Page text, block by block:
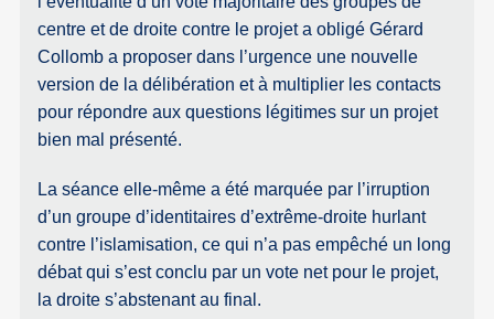
centre et de droite contre le projet a obligé Gérard
Collomb a proposer dans l’urgence une nouvelle
version de la délibération et à multiplier les contacts
pour répondre aux questions légitimes sur un projet
bien mal présenté.
La séance elle-même a été marquée par l’irruption
d’un groupe d’identitaires d’extrême-droite hurlant
contre l’islamisation, ce qui n’a pas empêché un long
débat qui s’est conclu par un vote net pour le projet,
la droite s’abstenant au final.